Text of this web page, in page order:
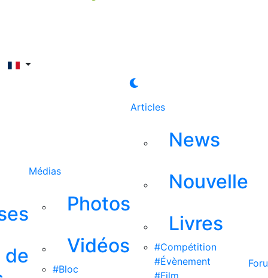
de
Médias
Photos
Vidéos
#Bloc
Articles
News
Nouvelle
Livres
#Compétition
#Évènement
#Film